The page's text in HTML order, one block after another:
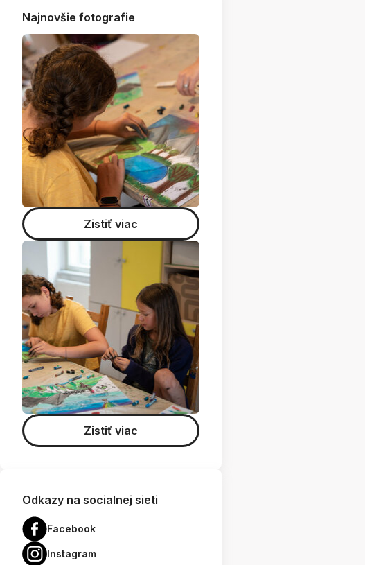
Najnovšie fotografie
Zistiť viac
Zistiť viac
Odkazy na socialnej sieti
Facebook
Instagram